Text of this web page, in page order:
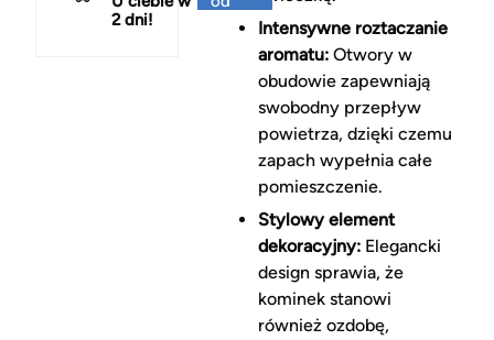
2 dni!
Intensywne roztaczanie
aromatu: Otwory w
obudowie zapewniają
swobodny przepływ
powietrza, dzięki czemu
zapach wypełnia całe
pomieszczenie.
Stylowy element
dekoracyjny: Elegancki
design sprawia, że
kominek stanowi
również ozdobę,